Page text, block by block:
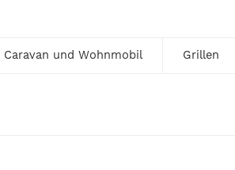
Caravan und Wohnmobil Grillen